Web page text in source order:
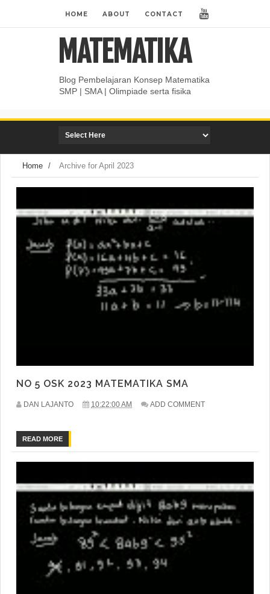
HOME ABOUT CONTACT
MATEMATIKA
Blog Pembelajaran Konsep Matematika
SMP | SMA | Olimpiade serta fisika
Home / Archive for April 2023
NO 5 OSK 2023 MATEMATIKA SMA
DAN LAJANTO 10:22:00 AM ADD COMMENT
READ MORE